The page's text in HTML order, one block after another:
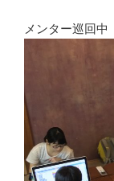
メンター巡回中